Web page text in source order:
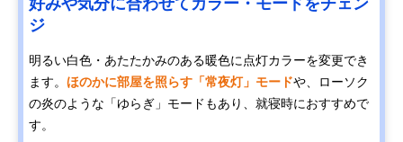
好みや気分に合わせてカラー・モードをチェン
ジ
明るい白色・あたたかみのある暖色に点灯カラーを変更でき
ます。 ほのかに部屋を照らす「常夜灯」モードや、ローソク
の炎のような「ゆらぎ」モードもあり、就寝時におすすめで
す。